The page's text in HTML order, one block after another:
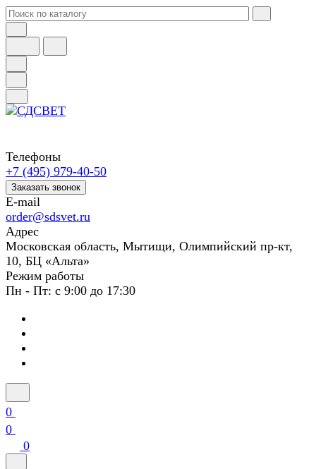
Телефоны
+7 (495) 979-40-50
Заказать звонок
E-mail
order@sdsvet.ru
Адрес
Московская область, Мытищи, Олимпийский пр-кт,
10, БЦ «Альта»
Режим работы
Пн - Пт: с 9:00 до 17:30
0
0
0